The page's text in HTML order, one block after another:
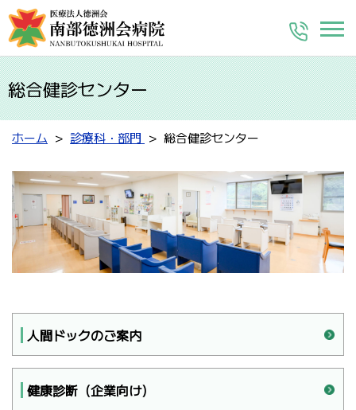
総合健診センター
ホーム 診療科・部門 総合健診センター
人間ドックのご案内
健康診断（企業向け）